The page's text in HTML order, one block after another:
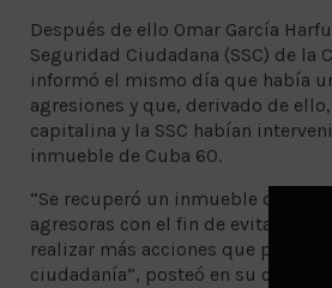
Después de ello Omar García
Seguridad Ciudadana (SSC) de la
informó el mismo día que había
agresiones y que, derivado de
capitalina y la SSC habían
inmueble de Cuba 60.
“Se recuperó un inmueble de
agresoras con el fin de evitar que
realizar más acciones que ponen
ciudadanía”, posteó en su cuenta